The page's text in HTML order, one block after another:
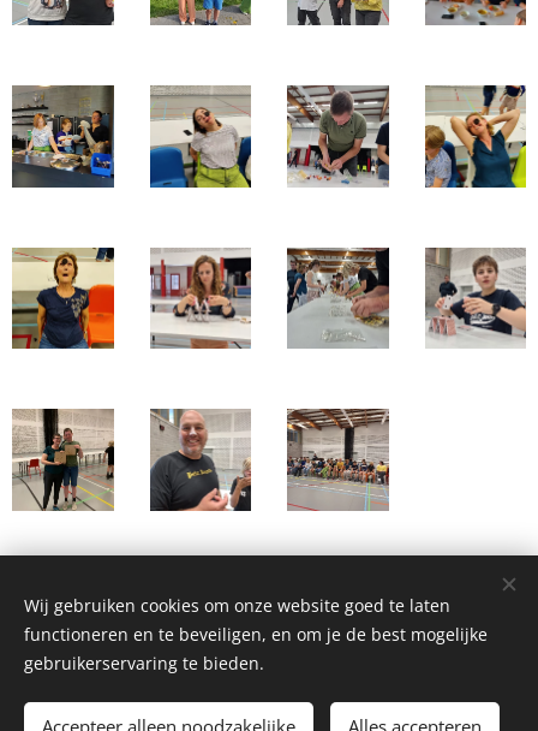
Wij gebruiken cookies om onze website goed te laten
functioneren en te beveiligen, en om je de best mogelijke
gebruikerservaring te bieden.
Accepteer alleen noodzakelijke Alles accepteren